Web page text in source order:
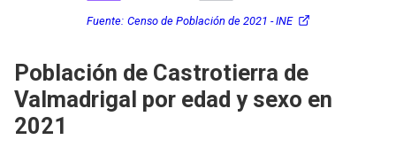
Fuente: Censo de Población de 2021 - INE
Población de Castrotierra de
Valmadrigal por edad y sexo en
2021